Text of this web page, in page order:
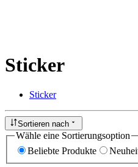
Sticker
Sticker
Sortieren nach
Wähle eine Sortierungsoption
Beliebte Produkte